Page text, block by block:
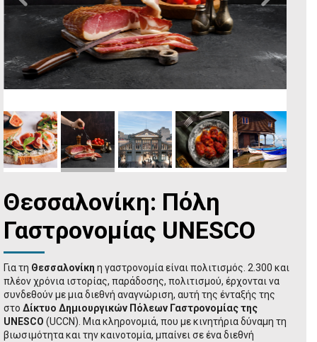
Θεσσαλονίκη: Πόλη
Γαστρονομίας UNESCO
Για τη Θεσσαλονίκη η γαστρονομία είναι πολιτισμός. 2.300 και
πλέον χρόνια ιστορίας, παράδοσης, πολιτισμού, έρχονται να
συνδεθούν με μια διεθνή αναγνώριση, αυτή της ένταξής της
στο Δίκτυο Δημιουργικών Πόλεων Γαστρονομίας της
UNESCO (UCCN). Μια κληρονομιά, που με κινητήρια δύναμη τη
βιωσιμότητα και την καινοτομία, μπαίνει σε ένα διεθνή